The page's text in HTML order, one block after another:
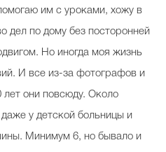
им с уроками, хожу в
дел по дому без посторонней
Но иногда моя жизнь
И все из-за фотографов и
они повсюду. Около
у детской больницы и
Минимум 6, но бывало и